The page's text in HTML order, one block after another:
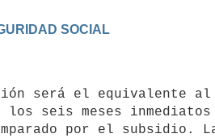
los seis meses
por el subsidio.